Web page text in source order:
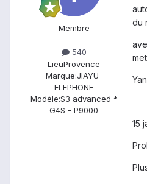
Membre
540
LieuProvence
Marque:JIAYU-
ELEPHONE
Modèle:S3 advanced *
G4S - P9000
du
Yan
15